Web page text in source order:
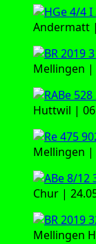
Andermatt
Mellingen |
Huttwil |
Mellingen |
Chur |
Mellingen